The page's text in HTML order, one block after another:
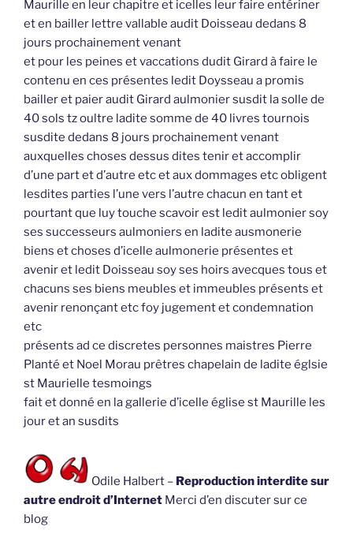
Maurille en leur chapitre et icelles leur faire entériner
et en bailler lettre vallable audit Doisseau dedans 8
jours prochainement venant
et pour les peines et vaccations dudit Girard à faire le
contenu en ces présentes ledit Doysseau a promis
bailler et paier audit Girard aulmonier susdit la solle de
40 sols tz oultre ladite somme de 40 livres tournois
susdite dedans 8 jours prochainement venant
auxquelles choses dessus dites tenir et accomplir
d’une part et d’autre etc et aux dommages etc obligent
lesdites parties l’une vers l’autre chacun en tant et
pourtant que luy touche scavoir est ledit aulmonier soy
ses successeurs aulmoniers en ladite ausmonerie
biens et choses d’icelle aulmonerie présentes et
avenir et ledit Doisseau soy ses hoirs avecques tous et
chacuns ses biens meubles et immeubles présents et
avenir renonçant etc foy jugement et condemnation
etc
présents ad ce discretes personnes maistres Pierre
Planté et Noel Morau prêtres chapelain de ladite églsie
st Maurielle tesmoings
fait et donné en la gallerie d’icelle église st Maurille les
jour et an susdits
Odile Halbert – Reproduction interdite sur
autre endroit d’Internet Merci d’en discuter sur ce
blog